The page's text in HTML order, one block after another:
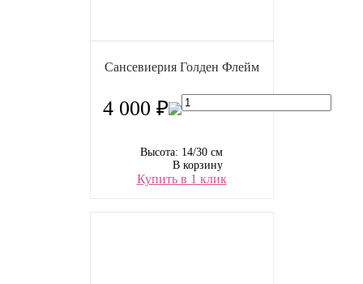
Сансевиерия Голден Флейм
4 000 ₽
Высота: 14/30 см
В корзину
Купить в 1 клик